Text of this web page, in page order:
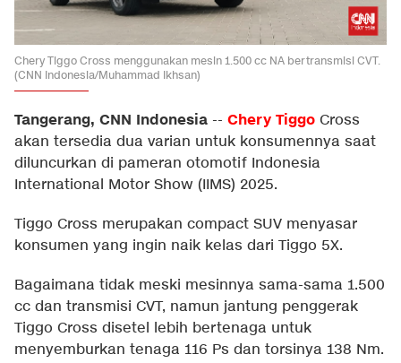
Chery Tiggo Cross menggunakan mesin 1.500 cc NA bertransmisi CVT.
(CNN Indonesia/Muhammad Ikhsan)
Tangerang, CNN Indonesia -- Chery Tiggo Cross
akan tersedia dua varian untuk konsumennya saat
diluncurkan di pameran otomotif Indonesia
International Motor Show (IIMS) 2025.
Tiggo Cross merupakan compact SUV menyasar
konsumen yang ingin naik kelas dari Tiggo 5X.
Bagaimana tidak meski mesinnya sama-sama 1.500
cc dan transmisi CVT, namun jantung penggerak
Tiggo Cross disetel lebih bertenaga untuk
menyemburkan tenaga 116 Ps dan torsinya 138 Nm.